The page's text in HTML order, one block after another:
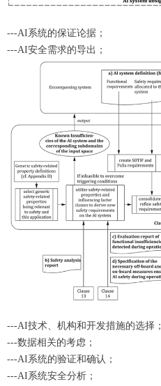
---AI系统的保证论据；
---AI安全需求的导出；
---AI技术、机构和开发措施的选择；
---数据相关的考虑；
---AI系统的验证和确认；
---AI系统安全分析；